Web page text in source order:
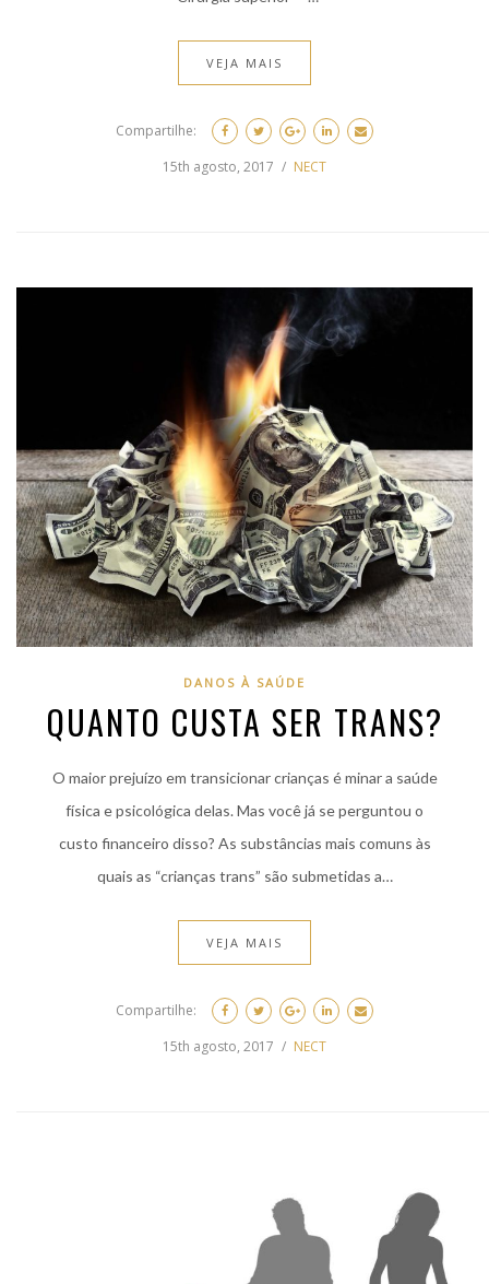
VEJA MAIS
Compartilhe:
15th agosto, 2017
NECT
DANOS À SAÚDE
QUANTO CUSTA SER TRANS?
O maior prejuízo em transicionar crianças é minar a saúde
física e psicológica delas. Mas você já se perguntou o
custo financeiro disso? As substâncias mais comuns às
quais as “crianças trans” são submetidas a…
VEJA MAIS
Compartilhe:
15th agosto, 2017
NECT